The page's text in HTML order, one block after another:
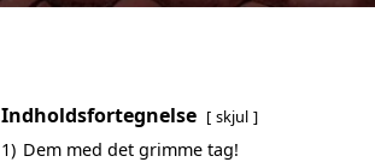
Indholdsfortegnelse skjul
1) Dem med det grimme tag!